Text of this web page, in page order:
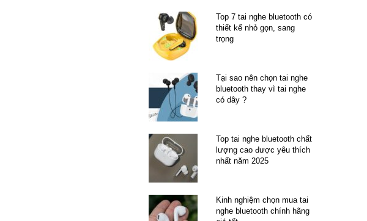
Top 7 tai nghe bluetooth có
thiết kế nhỏ gọn, sang
trọng
Tại sao nên chọn tai nghe
bluetooth thay vì tai nghe
có dây ?
Top tai nghe bluetooth chất
lượng cao được yêu thích
nhất năm 2025
Kinh nghiệm chọn mua tai
nghe bluetooth chính hãng